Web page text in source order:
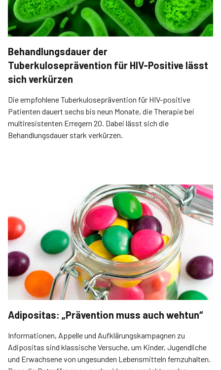
Behandlungsdauer der
Tuberkuloseprävention für HIV-Positive lässt
sich verkürzen
Die empfohlene Tuberkuloseprävention für HIV-positive
Patienten dauert sechs bis neun Monate, die Therapie bei
multiresistenten Erregern 20. Dabei lässt sich die
Behandlungsdauer stark verkürzen.
Adipositas: „Prävention muss auch wehtun“
Informationen, Appelle und Aufklärungskampa­gnen zu
Adipositas sind klassische Versuche, um Kinder, Jugendliche
und Erwachsene von ungesunden Lebensmitteln fernzuhalten.